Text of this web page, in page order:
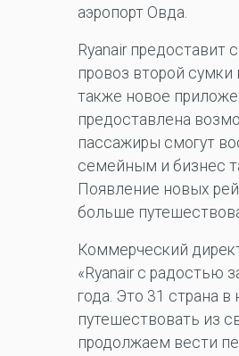
аэропорт Овда.
Ryanair предоставит
провоз второй
также новое
предоставлена
пассажиры смогут
семейным и бизнес
Появление новых
больше
Коммерческий
«Ryanair с радостью
года. Это 31 страна
путешествовать из
продолжаем вести